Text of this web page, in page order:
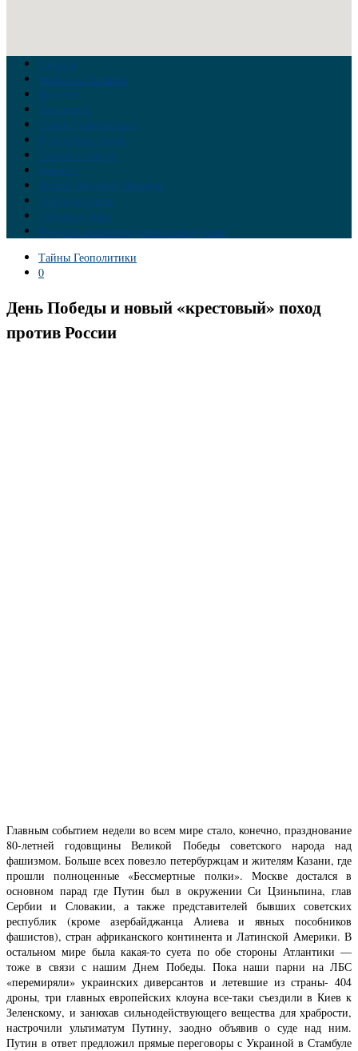
Главная
Война на Украине
Новости
Аналитика
Тайны Геополитики
Российские элиты
Теория заговора
Украина
Новый Мировой Порядок
Тайны истории
Обратная связь
Правила комментирования материалов
Тайны Геополитики
0
День Победы и новый «крестовый» поход
против России
Главным событием недели во всем мире стало, конечно, празднование
80-летней годовщины Великой Победы советского народа над
фашизмом. Больше всех повезло петербуржцам и жителям Казани, где
прошли полноценные «Бессмертные полки». Москве достался в
основном парад где Путин был в окружении Си Цзиньпина, глав
Сербии и Словакии, а также представителей бывших советских
республик (кроме азербайджанца Алиева и явных пособников
фашистов), стран африканского континента и Латинской Америки. В
остальном мире была какая-то суета по обе стороны Атлантики —
тоже в связи с нашим Днем Победы. Пока наши парни на ЛБС
«перемиряли» украинских диверсантов и летевшие из страны- 404
дроны, три главных европейских клоуна все-таки съездили в Киев к
Зеленскому, и занюхав сильнодействующего вещества для храбрости,
настрочили ультиматум Путину, заодно объявив о суде над ним.
Путин в ответ предложил прямые переговоры с Украиной в Стамбуле